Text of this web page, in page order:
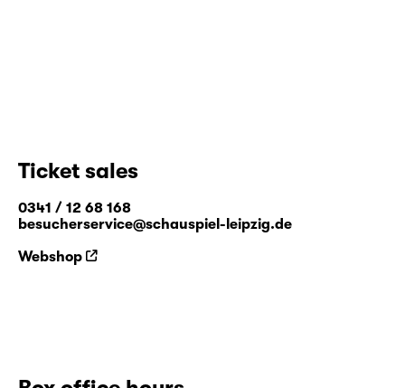
Ticket sales
0341 / 12 68 168
besucherservice@schauspiel-leipzig.de
Webshop